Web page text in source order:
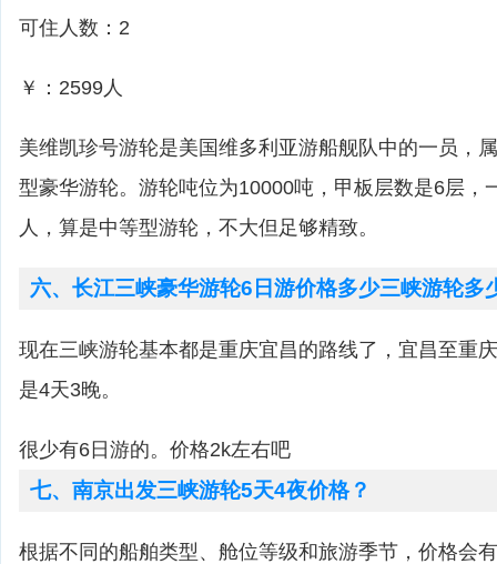
可住人数：2
￥：2599人
美维凯珍号游轮是美国维多利亚游船舰队中的一员，
型豪华游轮。游轮吨位为10000吨，甲板层数是6层，
人，算是中等型游轮，不大但足够精致。
六、长江三峡豪华游轮6日游价格多少三峡游轮多
现在三峡游轮基本都是重庆宜昌的路线了，宜昌至重
是4天3晚。
很少有6日游的。价格2k左右吧
七、南京出发三峡游轮5天4夜价格？
根据不同的船舶类型、舱位等级和旅游季节，价格会